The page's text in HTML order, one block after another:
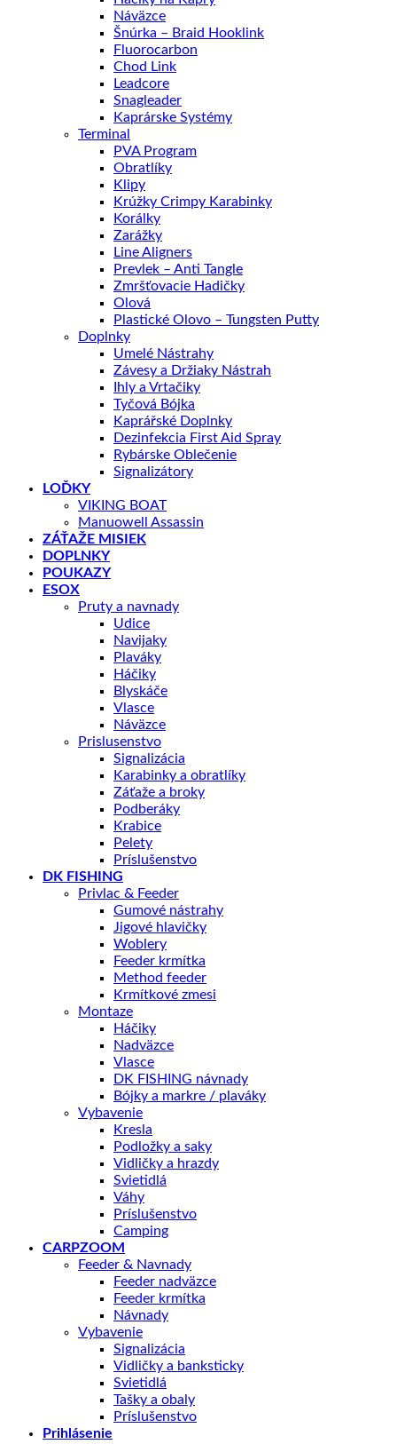
Náväzce
Šnúrka – Braid Hooklink
Fluorocarbon
Chod Link
Leadcore
Snagleader
Kaprárske Systémy
Terminal
PVA Program
Obratlíky
Klipy
Krúžky Crimpy Karabinky
Korálky
Zarážky
Line Aligners
Prevlek – Anti Tangle
Zmršťovacie Hadičky
Olová
Plastické Olovo – Tungsten Putty
Doplnky
Umelé Nástrahy
Závesy a Držiaky Nástrah
Ihly a Vrtačiky
Tyčová Bójka
Kaprářské Doplnky
Dezinfekcia First Aid Spray
Rybárske Oblečenie
Signalizátory
LOĎKY
VIKING BOAT
Manuowell Assassin
ZÁŤAŽE MISIEK
DOPLNKY
POUKAZY
ESOX
Pruty a navnady
Udice
Navijaky
Plaváky
Háčiky
Blyskáče
Vlasce
Náväzce
Prislusenstvo
Signalizácia
Karabinky a obratlíky
Záťaže a broky
Podberáky
Krabice
Pelety
Príslušenstvo
DK FISHING
Privlac & Feeder
Gumové nástrahy
Jigové hlavičky
Woblery
Feeder krmítka
Method feeder
Krmítkové zmesi
Montaze
Háčiky
Nadväzce
Vlasce
DK FISHING návnady
Bójky a markre / plaváky
Vybavenie
Kresla
Podložky a saky
Vidličky a hrazdy
Svietidlá
Váhy
Príslušenstvo
Camping
CARPZOOM
Feeder & Navnady
Feeder nadväzce
Feeder krmítka
Návnady
Vybavenie
Signalizácia
Vidličky a banksticky
Svietidlá
Tašky a obaly
Príslušenstvo
Prihlásenie